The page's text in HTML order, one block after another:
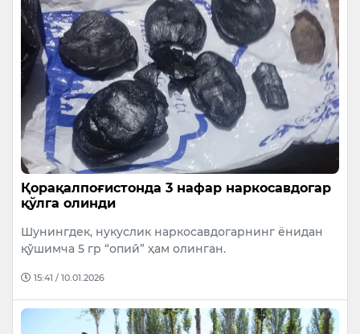
Қорақалпоғистонда 3 нафар наркосавдогар
қўлга олинди
Шунингдек, нукуслик наркосавдогарнинг ёнидан
қўшимча 5 гр “опий” ҳам олинган.
15:41 / 10.01.2026